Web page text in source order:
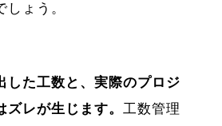
ょう。
した工数と、実際のプロジ
レが生じます。 工数管理